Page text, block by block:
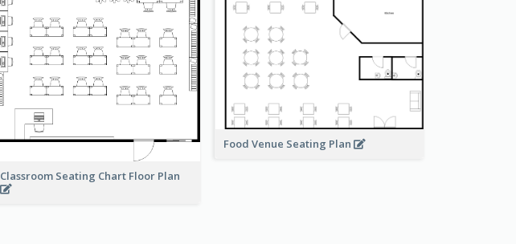
Classroom Seating Chart Floor Plan
Food Venue Seating Plan